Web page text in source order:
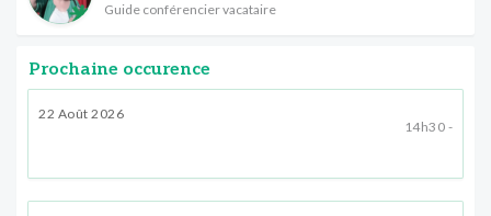
Guide conférencier vacataire
Prochaine occurence
22 Août 2026
14h30 -